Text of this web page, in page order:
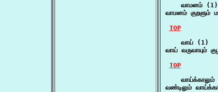
    வாமனம் (1)
வாமனம் குறளும்
TOP
    வாய் (1)
வாய் வருவாயும்
TOP
வாய்க்காலும்
வண்டிலும்